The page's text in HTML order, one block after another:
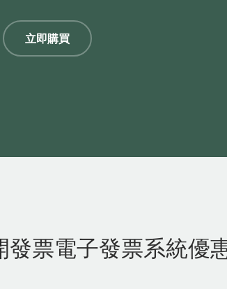
立即購買
發票電子發票系統優